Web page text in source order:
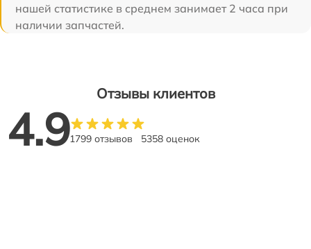
нашей статистике в среднем занимает 2 часа при
наличии запчастей.
Отзывы клиентов
4.91799 отзывов 5358 оценок